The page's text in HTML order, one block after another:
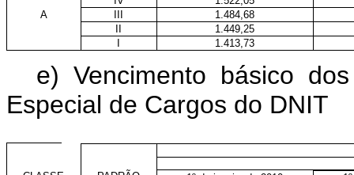
A
III
1.484,68
II
1.449,25
I
1.413,73
e) Vencimento básico
Especial de Cargos do DNIT